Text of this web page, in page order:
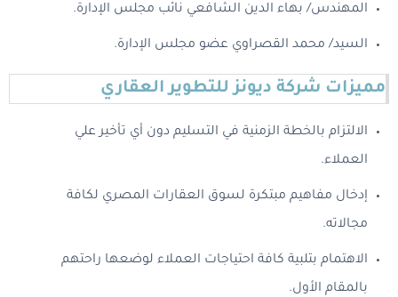
المهندس/ بهاء الدين الشافعي نائب مجلس الإدارة.
السيد/ محمد القصراوي عضو مجلس الإدارة.
مميزات شركة ديونز للتطوير العقاري
الالتزام بالخطة الزمنية في التسليم دون أي تأخير علي
العملاء.
إدخال مفاهيم مبتكرة لسوق العقارات المصري لكافة
مجالاته.
الاهتمام بتلبية كافة احتياجات العملاء لوضعها راحتهم
بالمقام الأول.